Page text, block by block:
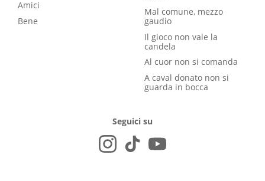
Amici
Bene
Mal comune, mezzo
gaudio
Il gioco non vale la
candela
Al cuor non si comanda
A caval donato non si
guarda in bocca
Seguici su